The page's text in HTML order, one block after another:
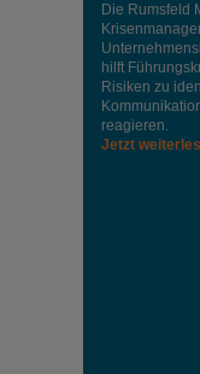
Die Rumsfeld
hilft
Risiken zu
reagieren.
Jetzt